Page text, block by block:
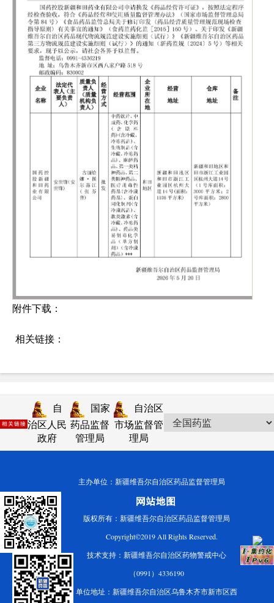
附件下载：
相关链接：
自
治区人民
政府
国家
药品监督
管理局
自治区
市场监督管
理局
主办单位：新疆维吾尔自治区药品监督管理局
版权所有：新疆维吾尔自治区药品监督管理局
Copyright©2019 All Rights Reserved.
技术支持：新疆维吾尔自治区药物警戒中心
（0991）4336190
单位地址：新疆维吾尔自治区乌鲁木齐市新市区西